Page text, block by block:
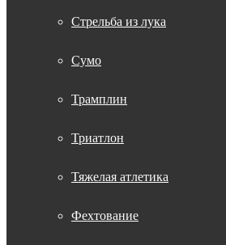
Стрельба из лука
Сумо
Трамплин
Триатлон
Тяжелая атлетика
Фехтование